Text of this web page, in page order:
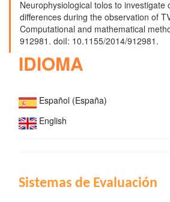
Neurophysiological tolos to investigate
differences during the observation of
Computational and mathematical
912981. doiI: 10.1155/2014/912981.
IDIOMA
Español (España)
English
INDIZACIÓN
Sistemas de Evaluación